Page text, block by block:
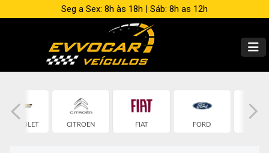
Seg a Sex: 8h às 18h | Sáb: 8h as 12h
CHEVROLET CITROEN FIAT FORD